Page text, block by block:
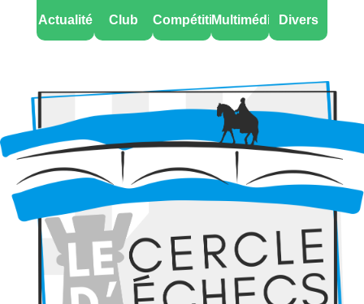
Actualité Club CompétitionsMultimédia Divers